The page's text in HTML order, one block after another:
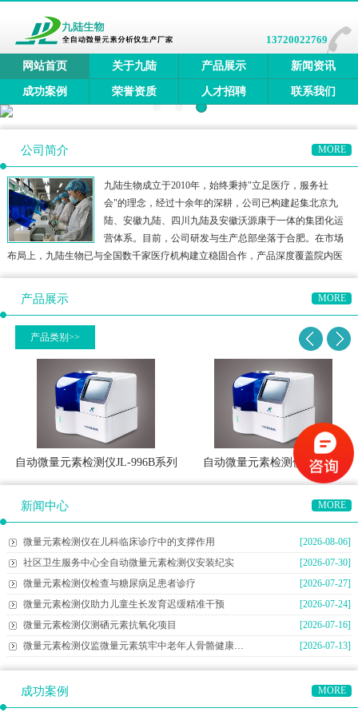
13720022769
网站首页 关于九陆 产品展示 新闻资讯
成功案例 荣誉资质 人才招聘 联系我们
公司简介 MORE
九陆生物成立于2010年，始终秉持"立足医疗，服务社
会"的理念，经过十余年的深耕，公司已构建起集北京九
陆、安徽九陆、四川九陆及安徽沃源康于一体的集团化运
营体系。目前，公司研发与生产总部坐落于合肥。在市场
布局上，九陆生物已与全国数千家医疗机构建立稳固合作，产品深度覆盖院内医
态圈。公司产品矩阵涵盖全自动微量元素分析仪、全自动维生素分
产品展示 MORE
产品类别>>
自动微量元素检测仪JL-996B系列 自动微量元素检测仪JL-996D
新闻中心 MORE
[2026-08-06]
微量元素检测仪在儿科临床诊疗中的支撑作用
[2026-07-30]
社区卫生服务中心全自动微量元素检测仪安装纪实
[2026-07-27]
微量元素检测仪检查与糖尿病足患者诊疗
[2026-07-24]
微量元素检测仪助力儿童生长发育迟缓精准干预
[2026-07-16]
微量元素检测仪测硒元素抗氧化项目
[2026-07-13]
微量元素检测仪监微量元素筑牢中老年人骨骼健康防线
成功案例 MORE